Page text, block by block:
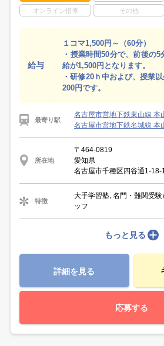
オンライン指導 その他
給与
１コマ1,500円～（60分）
・授業時間50分で、前後の
給が1,500円となります。
・研修20ｈ中および、授業
200円です。
最寄り駅
名古屋市営地下鉄東山線 本
名古屋市営地下鉄名城線 本
所在地
〒464-0819
愛知県
名古屋市千種区四谷通1-
特徴
大手学習塾, 名門・難関受
ッフ
もっと見る
詳細を見る
応募する